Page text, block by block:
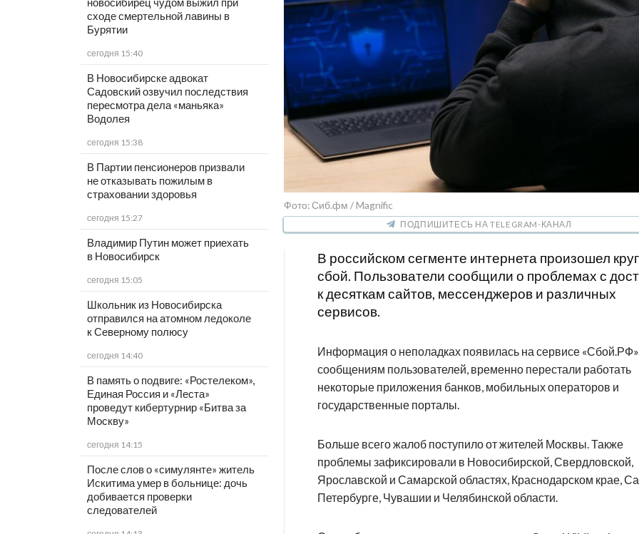
сходе смертельной лавины в
Бурятии
сегодня 15:40
В Новосибирске адвокат
Садовский озвучил последствия
пересмотра дела «маньяка»
Водолея
сегодня 15:38
В Партии пенсионеров призвали
не отказывать пожилым в
страховании здоровья
сегодня 15:27
Владимир Путин может приехать
в Новосибирск
сегодня 15:05
Школьник из Новосибирска
отправился на атомном ледоколе
к Северному полюсу
сегодня 14:40
В память о подвиге: «Ростелеком»,
Единая Россия и «Леста»
проведут кибертурнир «Битва за
Москву»
сегодня 14:15
После слов о «симулянте» житель
Искитима умер в больнице: дочь
добивается проверки
следователей
Фото: Сиб.фм / Magnific
ПОДПИШИТЕСЬ НА TELEGRAM-КАНАЛ
В российском сегменте интернета произошел
сбой. Пользователи сообщили о проблемах с
к десяткам сайтов, мессенджеров и различных
сервисов.
Информация о неполадках появилась на сервисе
сообщениям пользователей, временно перестали работать
некоторые приложения банков, мобильных операторов и
государственные порталы.
Больше всего жалоб поступило от жителей Москвы. Также
проблемы зафиксировали в Новосибирской, Свердловской,
Ярославской и Самарской областях, Краснодарском крае,
Петербурге, Чувашии и Челябинской области.